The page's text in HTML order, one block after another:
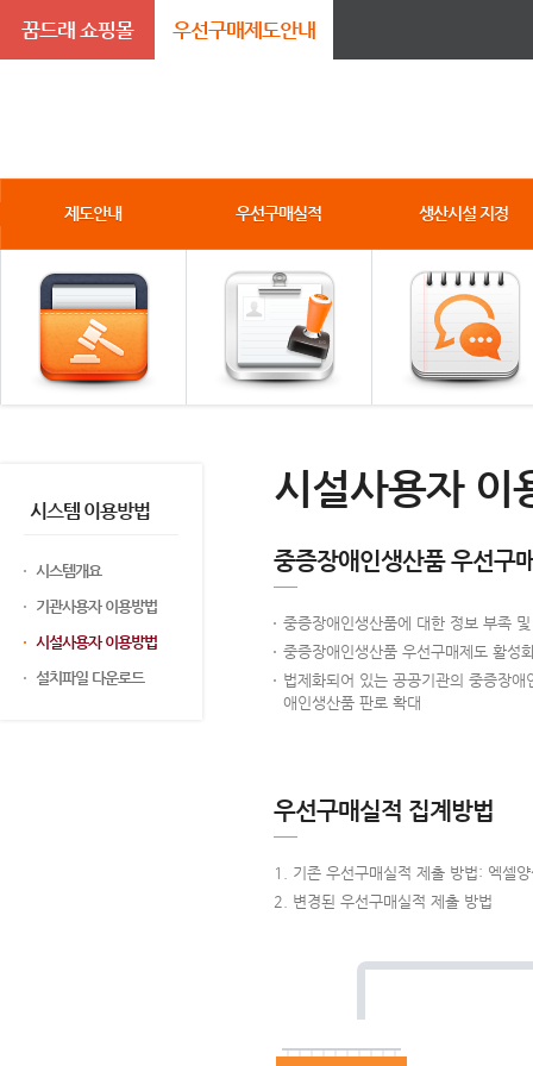
꿈드래 쇼핑몰 우선구매제도안내
제도안내 우선구매실적 생산시설 지정
시스템 이용방법
시스템개요
기관사용자 이용방법
시설사용자 이용방법
설치파일 다운로드
시설사용자 이
중증장애인생산품 우선구
중증장애인생산품에 대한 정보 부족
중증장애인생산품 우선구매제도 활성
법제화되어 있는 공공기관의 중증장
애인생산품 판로 확대
우선구매실적 집계방법
기존 우선구매실적 제출 방법: 엑셀
변경된 우선구매실적 제출 방법